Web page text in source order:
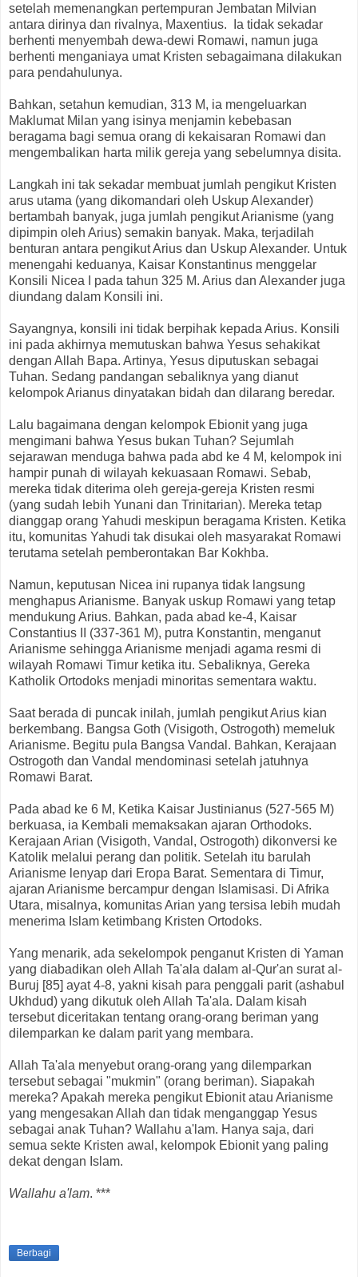
setelah memenangkan pertempuran Jembatan Milvian
antara dirinya dan rivalnya, Maxentius. Ia tidak sekadar
berhenti menyembah dewa-dewi Romawi, namun juga
berhenti menganiaya umat Kristen sebagaimana dilakukan
para pendahulunya.
Bahkan, setahun kemudian, 313 M, ia mengeluarkan
Maklumat Milan yang isinya menjamin kebebasan
beragama bagi semua orang di kekaisaran Romawi dan
mengembalikan harta milik gereja yang sebelumnya disita.
Langkah ini tak sekadar membuat jumlah pengikut Kristen
arus utama (yang dikomandari oleh Uskup Alexander)
bertambah banyak, juga jumlah pengikut Arianisme (yang
dipimpin oleh Arius) semakin banyak. Maka, terjadilah
benturan antara pengikut Arius dan Uskup Alexander. Untuk
menengahi keduanya, Kaisar Konstantinus menggelar
Konsili Nicea I pada tahun 325 M. Arius dan Alexander juga
diundang dalam Konsili ini.
Sayangnya, konsili ini tidak berpihak kepada Arius. Konsili
ini pada akhirnya memutuskan bahwa Yesus sehakikat
dengan Allah Bapa. Artinya, Yesus diputuskan sebagai
Tuhan. Sedang pandangan sebaliknya yang dianut
kelompok Arianus dinyatakan bidah dan dilarang beredar.
Lalu bagaimana dengan kelompok Ebionit yang juga
mengimani bahwa Yesus bukan Tuhan? Sejumlah
sejarawan menduga bahwa pada abd ke 4 M, kelompok ini
hampir punah di wilayah kekuasaan Romawi. Sebab,
mereka tidak diterima oleh gereja-gereja Kristen resmi
(yang sudah lebih Yunani dan Trinitarian). Mereka tetap
dianggap orang Yahudi meskipun beragama Kristen. Ketika
itu, komunitas Yahudi tak disukai oleh masyarakat Romawi
terutama setelah pemberontakan Bar Kokhba.
Namun, keputusan Nicea ini rupanya tidak langsung
menghapus Arianisme. Banyak uskup Romawi yang tetap
mendukung Arius. Bahkan, pada abad ke-4, Kaisar
Constantius II (337-361 M), putra Konstantin, menganut
Arianisme sehingga Arianisme menjadi agama resmi di
wilayah Romawi Timur ketika itu. Sebaliknya, Gereka
Katholik Ortodoks menjadi minoritas sementara waktu.
Saat berada di puncak inilah, jumlah pengikut Arius kian
berkembang. Bangsa Goth (Visigoth, Ostrogoth) memeluk
Arianisme. Begitu pula Bangsa Vandal. Bahkan, Kerajaan
Ostrogoth dan Vandal mendominasi setelah jatuhnya
Romawi Barat.
Pada abad ke 6 M, Ketika Kaisar Justinianus (527-565 M)
berkuasa, ia Kembali memaksakan ajaran Orthodoks.
Kerajaan Arian (Visigoth, Vandal, Ostrogoth) dikonversi ke
Katolik melalui perang dan politik. Setelah itu barulah
Arianisme lenyap dari Eropa Barat. Sementara di Timur,
ajaran Arianisme bercampur dengan Islamisasi. Di Afrika
Utara, misalnya, komunitas Arian yang tersisa lebih mudah
menerima Islam ketimbang Kristen Ortodoks.
Yang menarik, ada sekelompok penganut Kristen di Yaman
yang diabadikan oleh Allah Ta'ala dalam al-Qur'an surat al-
Buruj [85] ayat 4-8, yakni kisah para penggali parit (ashabul
Ukhdud) yang dikutuk oleh Allah Ta'ala. Dalam kisah
tersebut diceritakan tentang orang-orang beriman yang
dilemparkan ke dalam parit yang membara.
Allah Ta'ala menyebut orang-orang yang dilemparkan
tersebut sebagai "mukmin" (orang beriman). Siapakah
mereka? Apakah mereka pengikut Ebionit atau Arianisme
yang mengesakan Allah dan tidak menganggap Yesus
sebagai anak Tuhan? Wallahu a'lam. Hanya saja, dari
semua sekte Kristen awal, kelompok Ebionit yang paling
dekat dengan Islam.
Wallahu a'lam. ***
Berbagi